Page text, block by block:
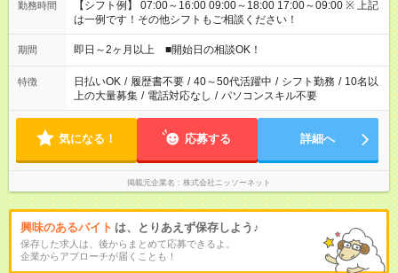
勤務時間
【シフト例】 07:00～16:00 09:00～18:00 17:00～09:00 ※ 上記
は一例です！その他シフトもご相談ください！
期間 即日～2ヶ月以上 ■開始日の相談OK！
特徴 日払いOK / 履歴書不要 / 40～50代活躍中 / シフト勤務 / 10名以
上の大量募集 / 電話対応なし / パソコンスキル不要
気になる！ 応募する 詳細へ
掲載元企業名 株式会社ニッソーネット
興味のあるバイト は、とりあえず保存しよう♪
保存した求人は、後からまとめて応募できるよ。
企業からアプローチが届くことも！